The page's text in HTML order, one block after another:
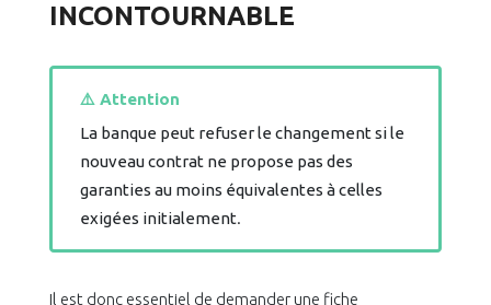
INCONTOURNABLE
⚠️ Attention
La banque peut refuser le changement si le
nouveau contrat ne propose pas des
garanties au moins équivalentes à celles
exigées initialement.
Il est donc essentiel de demander une fiche